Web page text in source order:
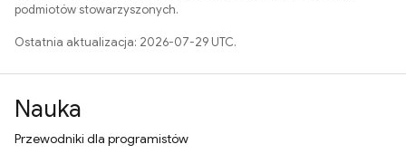
podmiotów stowarzyszonych.
Ostatnia aktualizacja: 2026-07-29 UTC.
Nauka
Przewodniki dla programistów